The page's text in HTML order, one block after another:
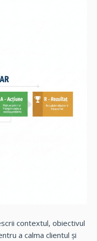
contextul, obiectivul
a calma clientul și